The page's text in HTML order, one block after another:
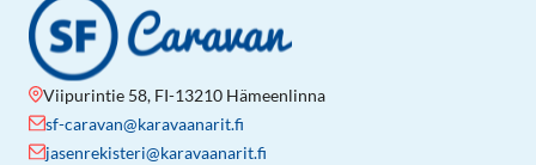
Viipurintie 58, FI-13210 Hämeenlinna
sf-caravan@karavaanarit.fi
jasenrekisteri@karavaanarit.fi